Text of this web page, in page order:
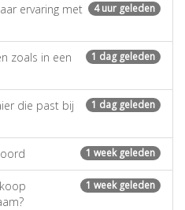
4 uur geleden
ervaring met
1 dag geleden
zoals in een
1 dag geleden
die past bij
1 week geleden
1 week geleden